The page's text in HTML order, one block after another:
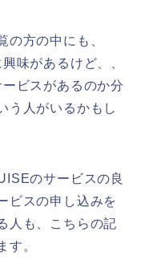
の方の中にも、
味があるけど、、
ビスがあるのか分
う人がいるかもし
のサービスの良
ビスの申し込みを
人も、こちらの記
す。